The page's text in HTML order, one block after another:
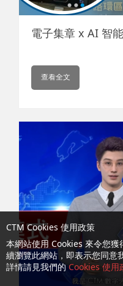
電子集章 x AI 智
查看全文
CTM Cookies 使用政策
本網站使用 Cookies 來令您獲
續瀏覽此網站，即表示您同意
詳情請見我們的 Cookies 使用